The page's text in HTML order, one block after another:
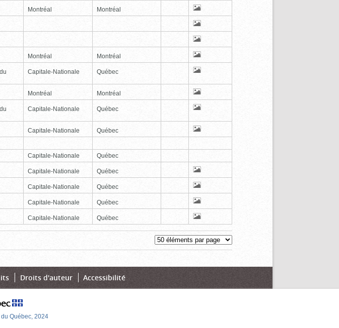
Montréal Montréal
Montréal Montréal
Capitale-Nationale Québec
Montréal Montréal
Capitale-Nationale Québec
Capitale-Nationale
Québec
Capitale-Nationale Québec
Capitale-Nationale Québec
Capitale-Nationale Québec
Capitale-Nationale Québec
Capitale-Nationale Québec
Droits d'auteur Accessibilité
Québec, 2024